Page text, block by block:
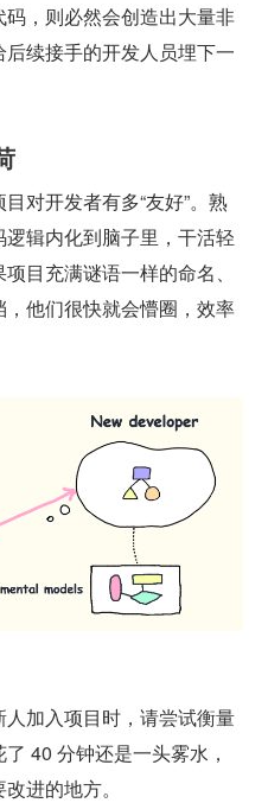
，则必然会创造出大量非
续接手的开发人员埋下一
对开发者有多“友好”。熟
辑内化到脑子里，干活轻
目充满谜语一样的命名、
他们很快就会懵圈，效率
加入项目时，请尝试衡量
40 分钟还是一头雾水，
进的地方。